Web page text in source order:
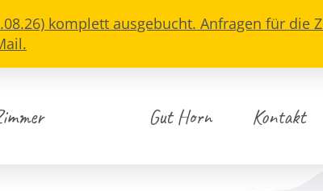
komplett ausgebucht. Anfragen für die
Gut Horn Kontakt